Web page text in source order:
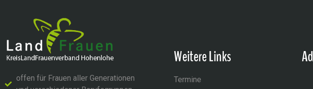
offen für Frauen aller Generationen
Weitere Links
Termine